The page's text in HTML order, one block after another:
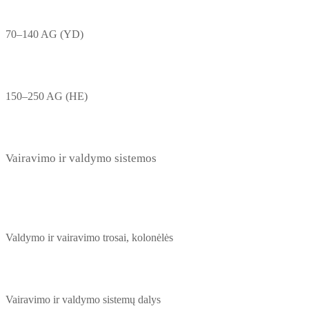
70–140 AG (YD)
150–250 AG (HE)
Vairavimo ir valdymo sistemos
Valdymo ir vairavimo trosai, kolonėlės
Vairavimo ir valdymo sistemų dalys